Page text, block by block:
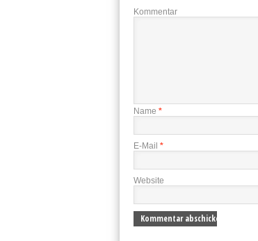
Kommentar
Name *
E-Mail *
Website